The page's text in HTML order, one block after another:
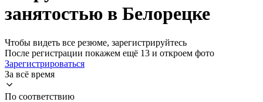
занятостью в Белорецке
Чтобы видеть все резюме, зарегистрируйтесь
После регистрации покажем ещё 13 и откроем фото
Зарегистрироваться
За всё время
По соответствию